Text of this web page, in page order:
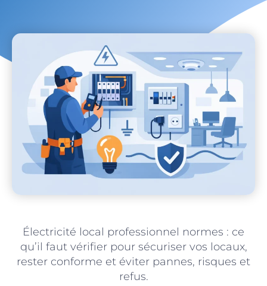
Électricité local professionnel normes : ce
qu’il faut vérifier pour sécuriser vos locaux,
rester conforme et éviter pannes, risques et
refus.